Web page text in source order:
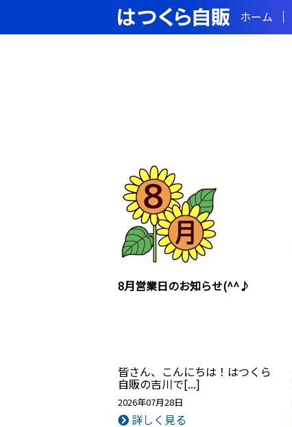
ホーム
8月営業日のお知らせ(^^♪
皆さん、こんにちは！はつくら
自販の吉川で[...]
2026年07月28日
詳しく見る